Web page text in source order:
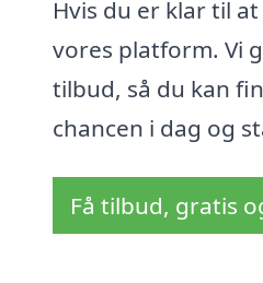
Hvis du er klar til
vores platform. Vi
tilbud, så du kan
chancen i dag og
Få tilbud, gratis